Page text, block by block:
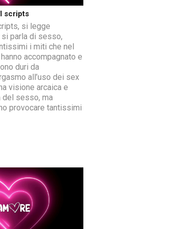
scripts
si legge
parla di sesso,
i miti che nel
accompagnato e
duri da
all’uso dei sex
visione arcaica e
sesso, ma
provocare tantissimi